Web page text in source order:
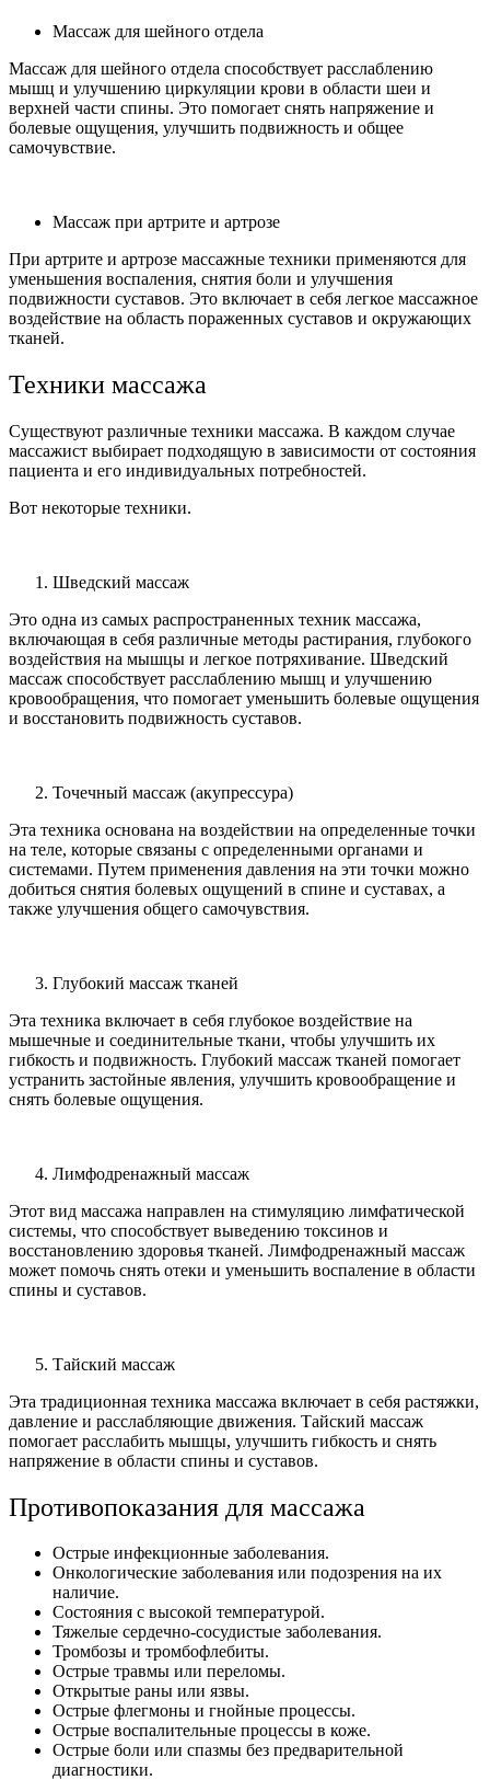
Массаж для шейного отдела
Массаж для шейного отдела способствует расслаблению
мышц и улучшению циркуляции крови в области шеи и
верхней части спины. Это помогает снять напряжение и
болевые ощущения, улучшить подвижность и общее
самочувствие.
Массаж при артрите и артрозе
При артрите и артрозе массажные техники применяются для
уменьшения воспаления, снятия боли и улучшения
подвижности суставов. Это включает в себя легкое массажное
воздействие на область пораженных суставов и окружающих
тканей.
Техники массажа
Существуют различные техники массажа. В каждом случае
массажист выбирает подходящую в зависимости от состояния
пациента и его индивидуальных потребностей.
Вот некоторые техники.
Шведский массаж
Это одна из самых распространенных техник массажа,
включающая в себя различные методы растирания, глубокого
воздействия на мышцы и легкое потряхивание. Шведский
массаж способствует расслаблению мышц и улучшению
кровообращения, что помогает уменьшить болевые ощущения
и восстановить подвижность суставов.
Точечный массаж (акупрессура)
Эта техника основана на воздействии на определенные точки
на теле, которые связаны с определенными органами и
системами. Путем применения давления на эти точки можно
добиться снятия болевых ощущений в спине и суставах, а
также улучшения общего самочувствия.
Глубокий массаж тканей
Эта техника включает в себя глубокое воздействие на
мышечные и соединительные ткани, чтобы улучшить их
гибкость и подвижность. Глубокий массаж тканей помогает
устранить застойные явления, улучшить кровообращение и
снять болевые ощущения.
Лимфодренажный массаж
Этот вид массажа направлен на стимуляцию лимфатической
системы, что способствует выведению токсинов и
восстановлению здоровья тканей. Лимфодренажный массаж
может помочь снять отеки и уменьшить воспаление в области
спины и суставов.
Тайский массаж
Эта традиционная техника массажа включает в себя растяжки,
давление и расслабляющие движения. Тайский массаж
помогает расслабить мышцы, улучшить гибкость и снять
напряжение в области спины и суставов.
Противопоказания для массажа
Острые инфекционные заболевания.
Онкологические заболевания или подозрения на их
наличие.
Состояния с высокой температурой.
Тяжелые сердечно-сосудистые заболевания.
Тромбозы и тромбофлебиты.
Острые травмы или переломы.
Открытые раны или язвы.
Острые флегмоны и гнойные процессы.
Острые воспалительные процессы в коже.
Острые боли или спазмы без предварительной
диагностики.